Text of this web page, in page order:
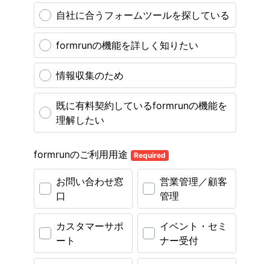
自社に合うフォームツールを探している
formrunの機能を詳しく知りたい
情報収集のため
既に有料契約しているformrunの機能を
理解したい
formrunのご利用用途 Required
お問い合わせ窓
口
営業管理／顧客
管理
カスタマーサポ
ート
イベント・セミ
ナー受付